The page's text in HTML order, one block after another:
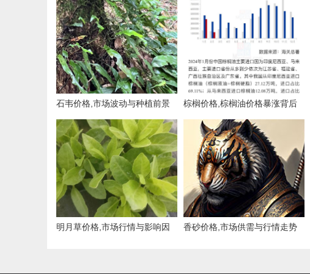
石韦价格,市场波动与种植前景
棕榈价格,棕榈油价格暴涨背后
的原因与影响
明月草价格,市场行情与影响因
香砂价格,市场供需与行情走势